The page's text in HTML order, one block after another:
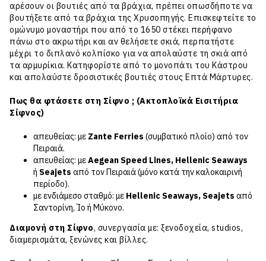
αρέσουν οι βουτιές από τα βράχια, πρέπει οπωσδήποτε να
βουτήξετε από τα βράχια της Χρυσοπηγής. Επισκεφτείτε το
ομώνυμο μοναστήρι που από το 1650 στέκει περήφανο
πάνω στο ακρωτήρι και αν θελήσετε σκιά, περπατήστε
μέχρι το διπλανό κολπίσκο για να απολαύστε τη σκιά από
τα αρμυρίκια. Κατηφορίστε από το μονοπάτι του Κάστρου
και απολαύστε δροσιστικές βουτιές στους Επτά Μάρτυρες.
Πως θα φτάσετε στη Σίφνο ; (Aκτοπλοϊκά Eισιτήρια
Σίφνος)
απευθείας: με Zante Ferries (συμβατικό πλοίο) από τον
Πειραιά.
απευθείας: μεAegean Speed Lines, Hellenic Seaways
ή Seajets από τον Πειραιά (μόνο κατά την καλοκαιρινή
περίοδο).
με ενδιάμεσο σταθμό: με Hellenic Seaways, Seajets από
Σαντορίνη, Ίο ή Μύκονο.
Διαμονή στη Σίφνο, συνεργασία με: ξενοδοχεία, studios,
διαμερισμάτα, ξενώνες και βίλλες.